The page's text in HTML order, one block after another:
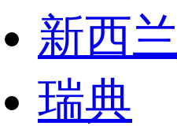
新西兰
瑞典